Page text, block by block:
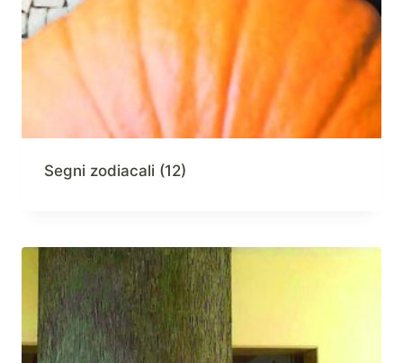
Segni zodiacali (12)